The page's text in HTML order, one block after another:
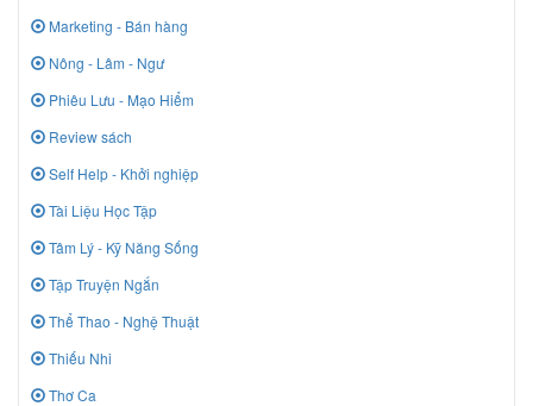
Marketing - Bán hàng
Nông - Lâm - Ngư
Phiêu Lưu - Mạo Hiểm
Review sách
Self Help - Khởi nghiệp
Tài Liệu Học Tập
Tâm Lý - Kỹ Năng Sống
Tập Truyện Ngắn
Thể Thao - Nghệ Thuật
Thiếu Nhi
Thơ Ca